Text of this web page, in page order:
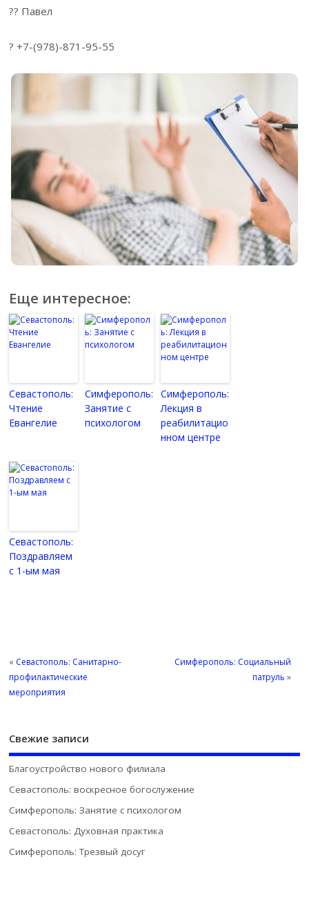
?? Павел
? +7-(978)-871-95-55
Еще интересное:
Севастополь:
Чтение
Евангелие
Симферополь:
Занятие с
психологом
Симферополь:
Лекция в
реабилитацио
нном центре
Севастополь:
Поздравляем
с 1-ым мая
« Севастополь: Санитарно-
профилактические
мероприятия
Симферополь: Социальный
патруль »
Свежие записи
Благоустройство нового филиала
Севастополь: воскресное богослужение
Симферополь: Занятие с психологом
Севастополь: Духовная практика
Симферополь: Трезвый досуг